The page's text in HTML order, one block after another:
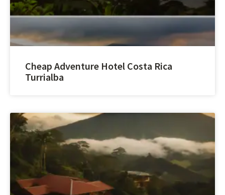
Cheap Adventure Hotel Costa Rica
Turrialba